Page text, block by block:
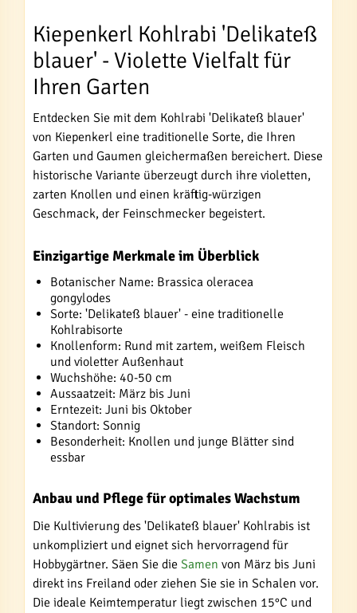
Kiepenkerl Kohlrabi 'Delikateß
blauer' - Violette Vielfalt für
Ihren Garten
Entdecken Sie mit dem Kohlrabi 'Delikateß blauer'
von Kiepenkerl eine traditionelle Sorte, die Ihren
Garten und Gaumen gleichermaßen bereichert. Diese
historische Variante überzeugt durch ihre violetten,
zarten Knollen und einen kräftig-würzigen
Geschmack, der Feinschmecker begeistert.
Einzigartige Merkmale im Überblick
Botanischer Name: Brassica oleracea
gongylodes
Sorte: 'Delikateß blauer' - eine traditionelle
Kohlrabisorte
Knollenform: Rund mit zartem, weißem Fleisch
und violetter Außenhaut
Wuchshöhe: 40-50 cm
Aussaatzeit: März bis Juni
Erntezeit: Juni bis Oktober
Standort: Sonnig
Besonderheit: Knollen und junge Blätter sind
essbar
Anbau und Pflege für optimales Wachstum
Die Kultivierung des 'Delikateß blauer' Kohlrabis ist
unkompliziert und eignet sich hervorragend für
Hobbygärtner. Säen Sie die Samen von März bis Juni
direkt ins Freiland oder ziehen Sie sie in Schalen vor.
Die ideale Keimtemperatur liegt zwischen 15°C und